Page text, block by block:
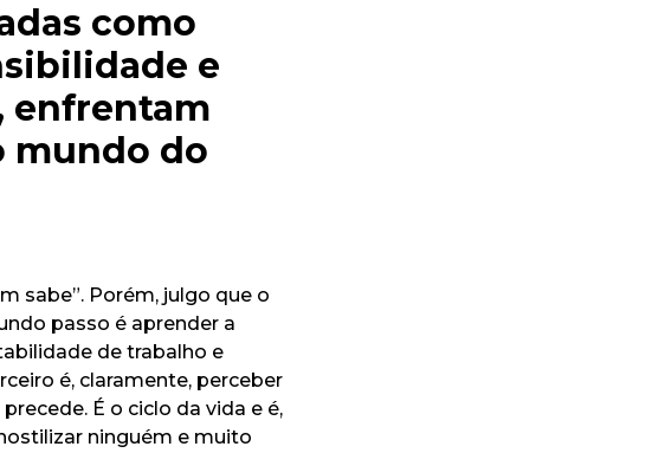
como
e
enfrentam
mundo do
sabe”. Porém, julgo que o
passo é aprender a
de trabalho e
é, claramente, perceber
É o ciclo da vida e é,
ninguém e muito